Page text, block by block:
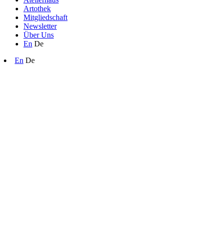
Artothek
Mitgliedschaft
Newsletter
Über Uns
En De
En De